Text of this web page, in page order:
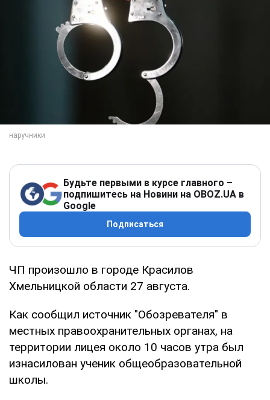
Будьте первыми в курсе главного –
подпишитесь на Новини на OBOZ.UA в
Google
Подписаться
ЧП произошло в городе Красилов
Хмельницкой области 27 августа.
Как сообщил источник "Обозревателя" в
местных правоохранительных органах, на
территории лицея около 10 часов утра был
изнасилован ученик общеобразовательной
школы.